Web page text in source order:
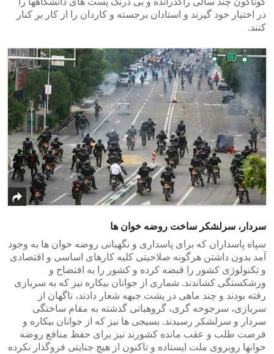
در اختیار خود گیرند و استادان برجسته و کاردان را از کار بر کنار
کنند.
سردار، سرلشکر ساخت روضه خوان ها
سپاه پاسداران که برای پاسداری و نگهبانی روضه خوان ها به وجود
آمد بدون داشتن هرگونه صلاحیتی کلیه کارهای اساسی و اقتصادی
و تکنولوژی کشور را قبضه کرده و کشور را به افتضاح و
ورشکستگی کشاندند. شماری از جوانان بیکاره نیز که به سربازی
رفته بودند و چند ماهی در پشت جبهه شعار دادند، ناگهان از
سربازی، سرجوخه گری، گروهبانی گذشته به مقام ساختگی
سردار و سرلشکر رسیدند. بسیجی ها نیز که از جوانان بیکاره و
فرصت طلب و عقب مانده کشورند نیز برای حفظ منافع روضه
خوانها روبروی ملت ایستاده و تاکنون از هیچ جنایتی فروگذار نکرده